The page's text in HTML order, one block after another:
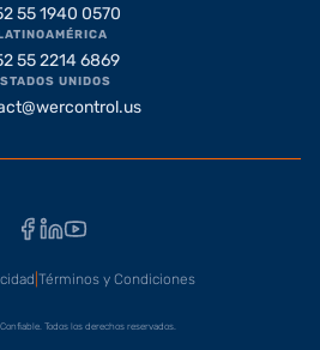
55 1940 0570
55 2214 6869
UNIDOS
Todos los derechos reservados.
Términos y Condiciones